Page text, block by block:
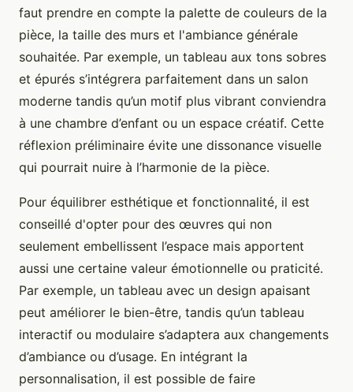
faut prendre en compte la palette de couleurs de la
pièce, la taille des murs et l'ambiance générale
souhaitée. Par exemple, un tableau aux tons sobres
et épurés s’intégrera parfaitement dans un salon
moderne tandis qu’un motif plus vibrant conviendra
à une chambre d’enfant ou un espace créatif. Cette
réflexion préliminaire évite une dissonance visuelle
qui pourrait nuire à l’harmonie de la pièce.
Pour équilibrer esthétique et fonctionnalité, il est
conseillé d'opter pour des œuvres qui non
seulement embellissent l’espace mais apportent
aussi une certaine valeur émotionnelle ou praticité.
Par exemple, un tableau avec un design apaisant
peut améliorer le bien-être, tandis qu’un tableau
interactif ou modulaire s’adaptera aux changements
d’ambiance ou d’usage. En intégrant la
personnalisation, il est possible de faire